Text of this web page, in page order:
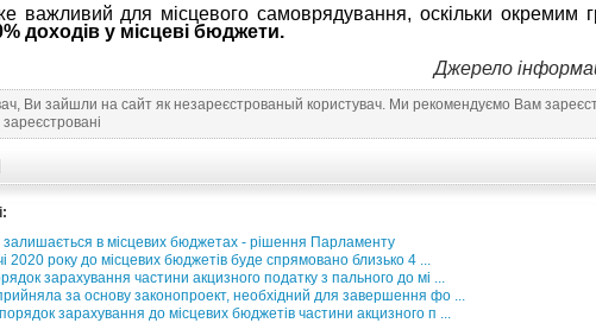
важливий для місцевого самоврядування, оскільки окремим
доходів у місцеві бюджети.
Джерело
Ви зайшли на сайт як незареєстрованый користувач. Ми рекомендуємо Вам
|
в місцевих бюджетах - рішення Парламенту
2020 року до місцевих бюджетів буде спрямовано близько 4 ...
зарахування частини акцизного податку з пального до мі ...
за основу законопроект, необхідний для завершення фо ...
зарахування до місцевих бюджетів частини акцизного п ...